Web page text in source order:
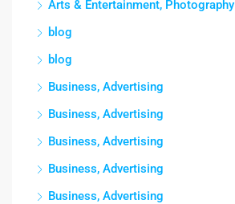
Arts & Entertainment, Photography
blog
blog
Business, Advertising
Business, Advertising
Business, Advertising
Business, Advertising
Business, Advertising